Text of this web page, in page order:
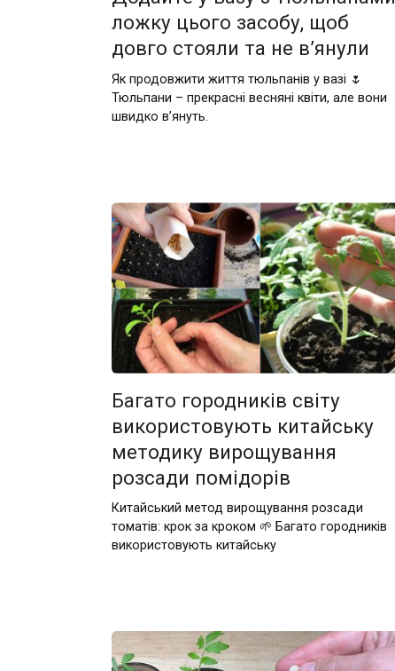
ложку цього засобу, щоб
довго стояли та не в’янули
Як продовжити життя тюльпанів у вазі 🌷
Тюльпани – прекрасні весняні квіти, але вони
швидко в’януть.
Багато городників світу
використовують китайську
методику вирощування
розсади помідорів
Китайський метод вирощування розсади
томатів: крок за кроком 🌱 Багато городників
використовують китайську